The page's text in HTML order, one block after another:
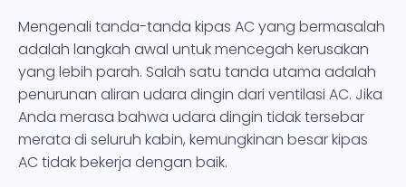
Mengenali tanda-tanda kipas AC yang bermasalah
adalah langkah awal untuk mencegah kerusakan
yang lebih parah. Salah satu tanda utama adalah
penurunan aliran udara dingin dari ventilasi AC. Jika
Anda merasa bahwa udara dingin tidak tersebar
merata di seluruh kabin, kemungkinan besar kipas
AC tidak bekerja dengan baik.